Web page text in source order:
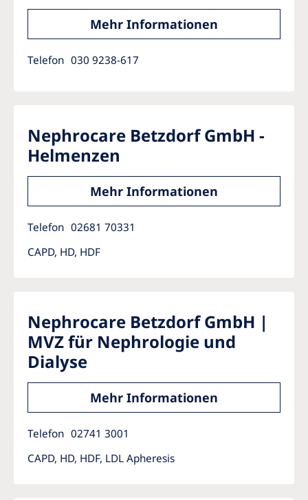
Mehr Informationen
Telefon 030 9238-617
Nephrocare Betzdorf GmbH -
Helmenzen
Mehr Informationen
Telefon 02681 70331
CAPD, HD, HDF
Nephrocare Betzdorf GmbH |
MVZ für Nephrologie und
Dialyse
Mehr Informationen
Telefon 02741 3001
CAPD, HD, HDF, LDL Apheresis